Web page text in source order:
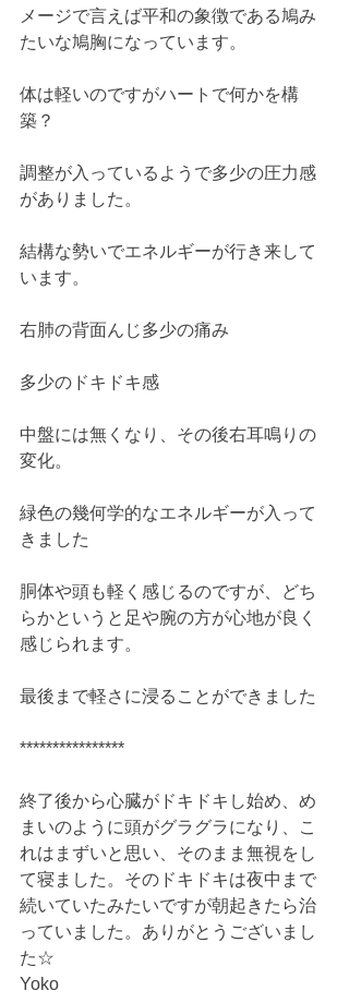
メージで言えば平和の象徴である鳩み
たいな鳩胸になっています。
体は軽いのですがハートで何かを構
築？
調整が入っているようで多少の圧力感
がありました。
結構な勢いでエネルギーが行き来して
います。
右肺の背面んじ多少の痛み
多少のドキドキ感
中盤には無くなり、その後右耳鳴りの
変化。
緑色の幾何学的なエネルギーが入って
きました
胴体や頭も軽く感じるのですが、どち
らかというと足や腕の方が心地が良く
感じられます。
最後まで軽さに浸ることができました
****************
終了後から心臓がドキドキし始め、め
まいのように頭がグラグラになり、こ
れはまずいと思い、そのまま無視をし
て寝ました。そのドキドキは夜中まで
続いていたみたいですが朝起きたら治
っていました。ありがとうございまし
た☆
Yoko